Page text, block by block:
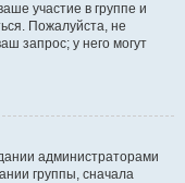
участие в группе и
Пожалуйста, не
запрос; у него могут
администраторами
группы, сначала